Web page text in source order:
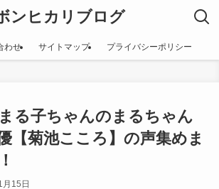
ンヒカリブログ
わせ サイトマップ プライバシーポリシー
る子ちゃんのまるちゃん
【菊池こころ】の声集めま
15日